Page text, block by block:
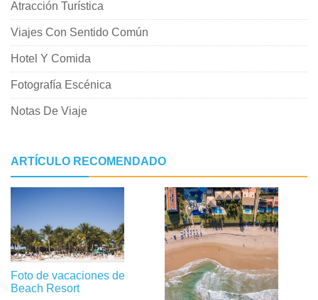
Atracción Turística
Viajes Con Sentido Común
Hotel Y Comida
Fotografía Escénica
Notas De Viaje
ARTÍCULO RECOMENDADO
Foto de vacaciones de
Beach Resort